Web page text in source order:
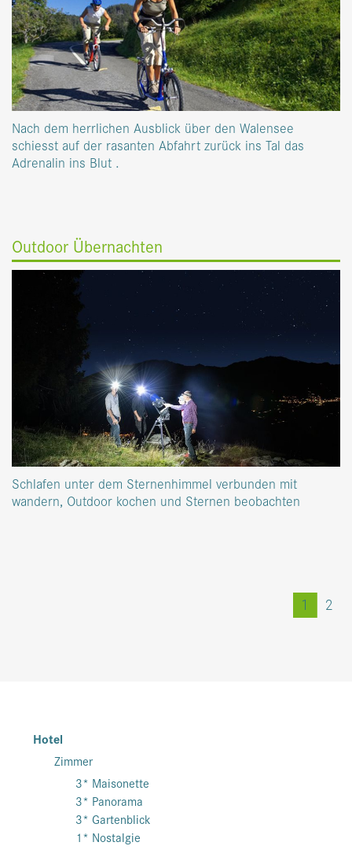
Nach dem herrlichen Ausblick über den Walensee
schiesst auf der rasanten Abfahrt zurück ins Tal das
Adrenalin ins Blut .
Outdoor Übernachten
Schlafen unter dem Sternenhimmel verbunden mit
wandern, Outdoor kochen und Sternen beobachten
1 2
Hotel
Zimmer
3* Maisonette
3* Panorama
3* Gartenblick
1* Nostalgie